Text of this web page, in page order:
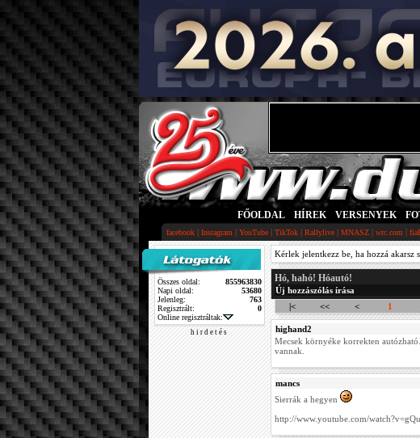
FŐOLDAL HÍREK VERSENYEK
facebook | Instagram | YouTube | TikTok | Rallylive | MNASZ | wrc.com |
Összes oldal:
855963830
Napi oldal:
53680
Jelenleg:
763
Regisztrált:
0
Online regisztráltak:
h i r d e t é s
Kérlek jelentkezz be, ha hozzá akarsz
Hó, hahó! Hóautó!
Új hozzászólás írása
|< << < 1
highand2
Mecsek környéke korrekten
vannak.
mancs
Sierrák a hegyen
http://www.youtube.com/